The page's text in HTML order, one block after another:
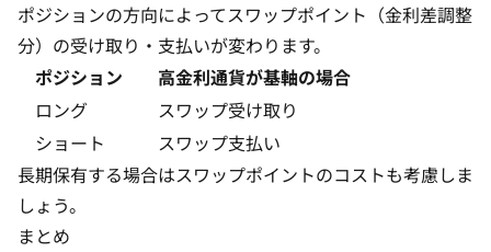
ポジションの方向によってスワップポイント（金利差調整
分）の受け取り・支払いが変わります。
ポジション
高金利通貨が基軸の場合
ロング
スワップ受け取り
ショート
スワップ支払い
長期保有する場合はスワップポイントのコストも考慮しま
しょう。
まとめ